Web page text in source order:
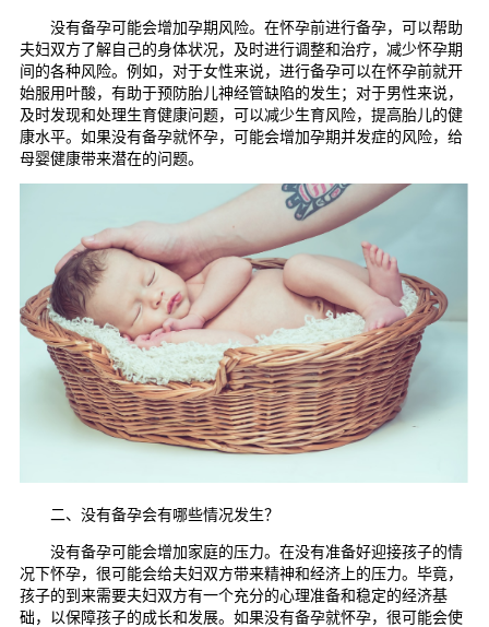
没有备孕可能会增加孕期风险。在怀孕前进行备孕，可以帮助
夫妇双方了解自己的身体状况，及时进行调整和治疗，减少怀孕期
间的各种风险。例如，对于女性来说，进行备孕可以在怀孕前就开
始服用叶酸，有助于预防胎儿神经管缺陷的发生；对于男性来说，
及时发现和处理生育健康问题，可以减少生育风险，提高胎儿的健
康水平。如果没有备孕就怀孕，可能会增加孕期并发症的风险，给
母婴健康带来潜在的问题。
二、没有备孕会有哪些情况发生？
没有备孕可能会增加家庭的压力。在没有准备好迎接孩子的情
况下怀孕，很可能会给夫妇双方带来精神和经济上的压力。毕竟，
孩子的到来需要夫妇双方有一个充分的心理准备和稳定的经济基
础，以保障孩子的成长和发展。如果没有备孕就怀孕，很可能会使